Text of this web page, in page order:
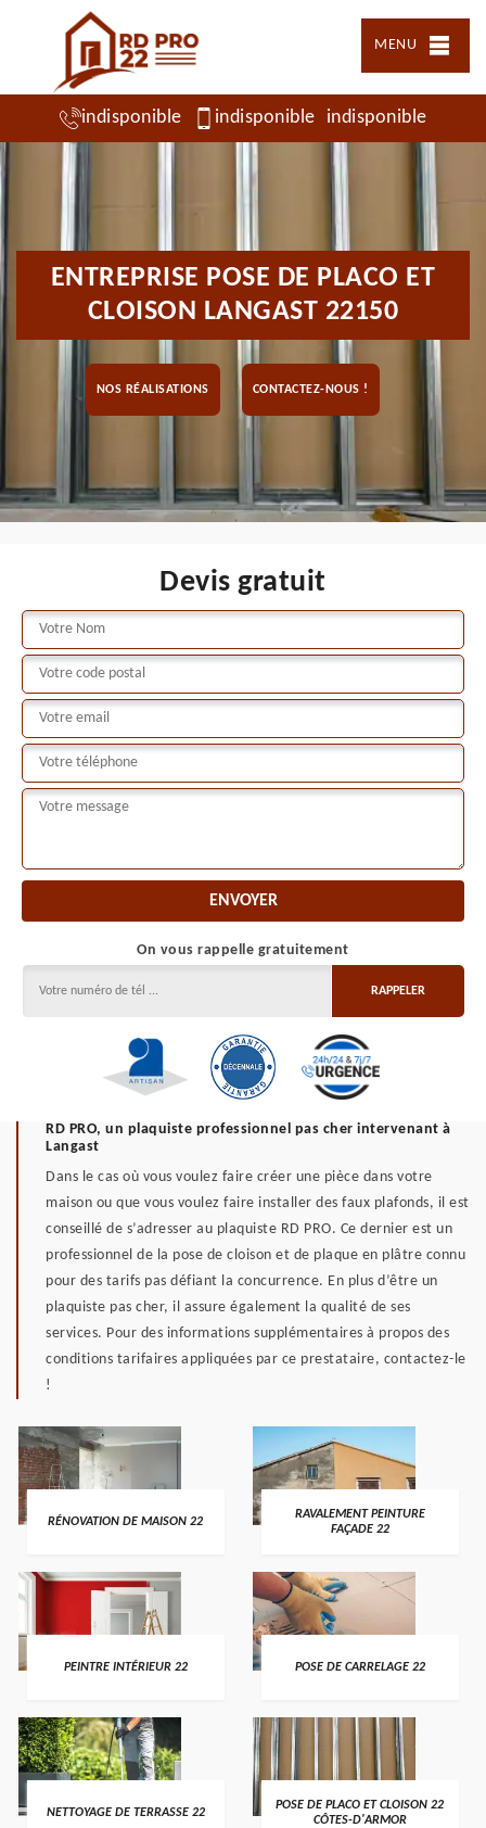
MENU
indisponible indisponible indisponible
ENTREPRISE POSE DE PLACO ET
CLOISON LANGAST 22150
NOS RÉALISATIONS CONTACTEZ-NOUS !
Devis gratuit
On vous rappelle gratuitement
RD PRO, un plaquiste professionnel pas cher intervenant à
Langast
Dans le cas où vous voulez faire créer une pièce dans votre
maison ou que vous voulez faire installer des faux plafonds, il est
conseillé de s’adresser au plaquiste RD PRO. Ce dernier est un
professionnel de la pose de cloison et de plaque en plâtre connu
pour des tarifs pas défiant la concurrence. En plus d’être un
plaquiste pas cher, il assure également la qualité de ses
services. Pour des informations supplémentaires à propos des
conditions tarifaires appliquées par ce prestataire, contactez-le
!
RÉNOVATION DE MAISON 22
RAVALEMENT PEINTURE
FAÇADE 22
PEINTRE INTÉRIEUR 22 POSE DE CARRELAGE 22
NETTOYAGE DE TERRASSE 22
POSE DE PLACO ET CLOISON 22
CÔTES-D'ARMOR